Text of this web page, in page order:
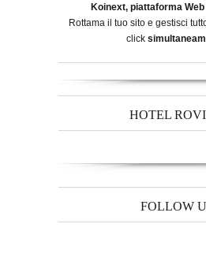
Koinext, piattaforma
Rottama il tuo sito e gestisci
click
HOTEL
FOLLOW